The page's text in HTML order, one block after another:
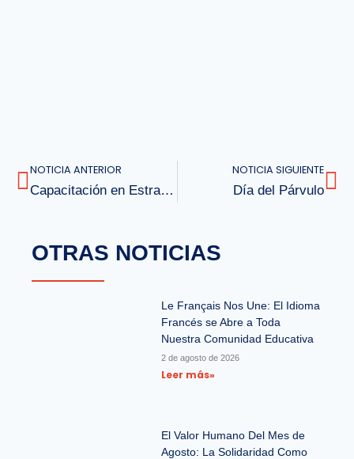
NOTICIA ANTERIOR
Capacitación en Estrategias para el Desarrollo de la Competencia Lectora Inicial
NOTICIA SIGUIENTE
Día del Párvulo
OTRAS NOTICIAS
Le Français Nos Une: El Idioma
Francés se Abre a Toda
Nuestra Comunidad Educativa
2 de agosto de 2026
Leer más»
El Valor Humano Del Mes de
Agosto: La Solidaridad Como